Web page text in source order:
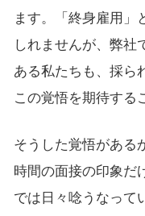
ます。「終身雇用」
しれませんが、弊社
ある私たちも、採ら
この覚悟を期待する
そうした覚悟がある
時間の面接の印象だ
では日々唸うなって